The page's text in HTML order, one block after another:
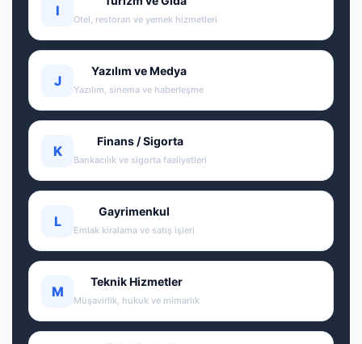
I
Otel, restoran ve yemek hizmetleri
J
Yazılım ve Medya
Yazılım, sinema ve haberleşme
K
Finans / Sigorta
Bankacılık ve sigorta faaliyetleri
L
Gayrimenkul
Emlak kiralama ve satış işleri
M
Teknik Hizmetler
Müşavirlik, hukuk ve mimarlık